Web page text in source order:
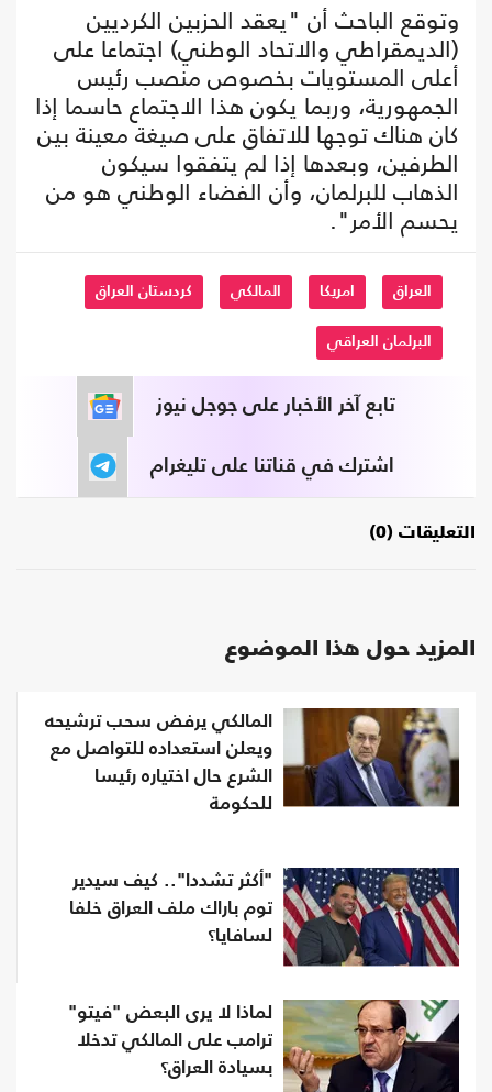
وتوقع الباحث أن "يعقد الحزبين الكرديين
(الديمقراطي والاتحاد الوطني) اجتماعا على
أعلى المستويات بخصوص منصب رئيس
الجمهورية، وربما يكون هذا الاجتماع حاسما إذا
كان هناك توجها للاتفاق على صيغة معينة بين
الطرفين، وبعدها إذا لم يتفقوا سيكون
الذهاب للبرلمان، وأن الفضاء الوطني هو من
يحسم الأمر".
العراق امريكا المالكي كردستان العراق
البرلمان العراقي
تابع آخر الأخبار على جوجل نيوز
اشترك في قناتنا على تليغرام
التعليقات (0)
المزيد حول هذا الموضوع
المالكي يرفض سحب ترشيحه
ويعلن استعداده للتواصل مع
الشرع حال اختياره رئيسا
للحكومة
"أكثر تشددا".. كيف سيدير
توم باراك ملف العراق خلفا
لسافايا؟
لماذا لا يرى البعض "فيتو"
ترامب على المالكي تدخلا
بسيادة العراق؟